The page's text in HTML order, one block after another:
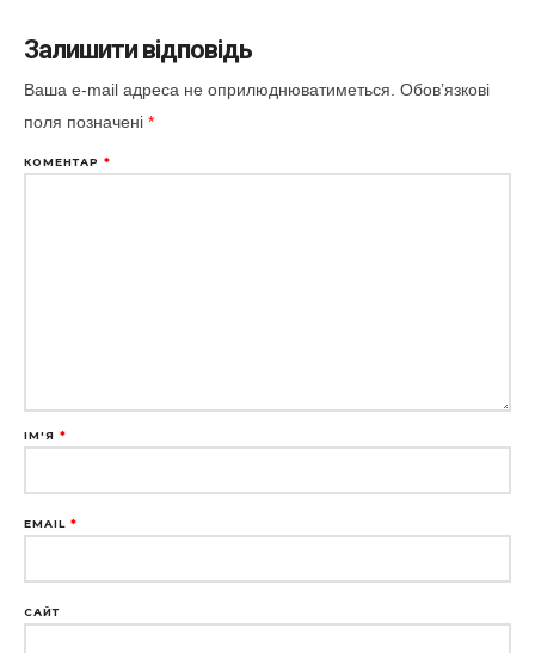
Залишити відповідь
Ваша e-mail адреса не оприлюднюватиметься. Обов’язкові
поля позначені *
КОМЕНТАР *
ІМ'Я *
EMAIL *
САЙТ